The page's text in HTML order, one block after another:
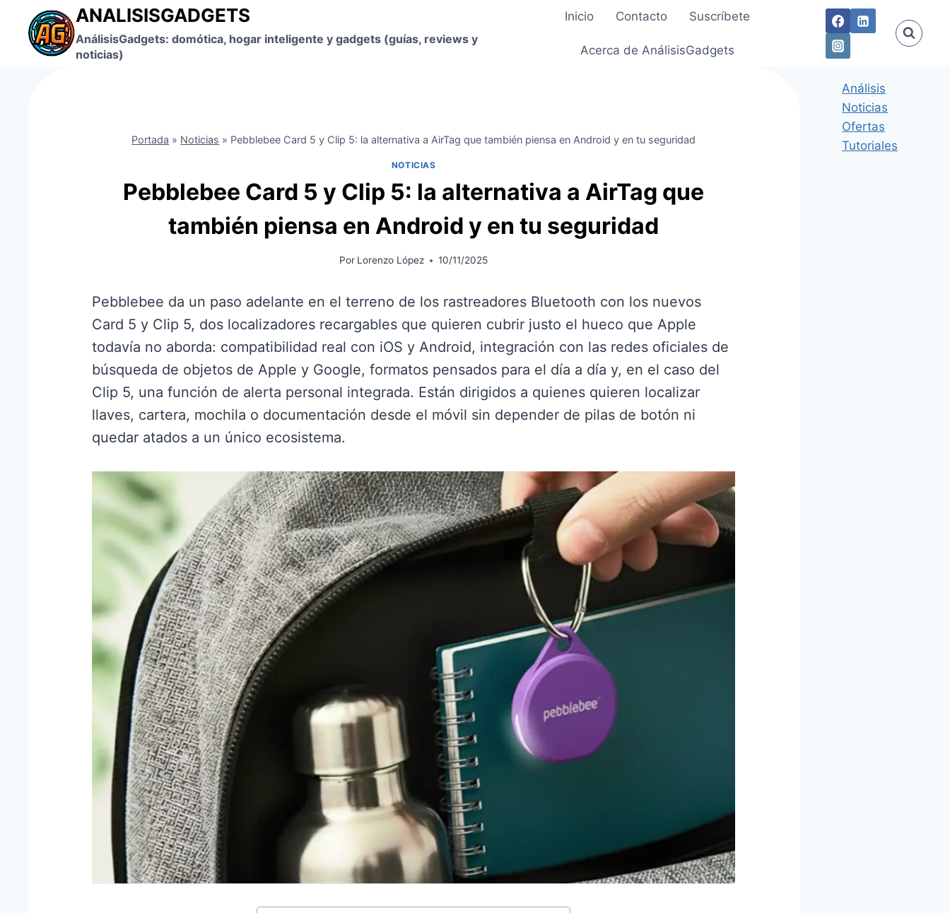
contenido
ANALISISGADGETS
AnálisisGadgets: domótica, hogar inteligente y gadgets (guías, reviews y
noticias)
Inicio Contacto Suscríbete
Acerca de AnálisisGadgets
Portada » Noticias » Pebblebee Card 5 y Clip 5: la alternativa a AirTag que también piensa en Android y en tu seguridad
NOTICIAS
Pebblebee Card 5 y Clip 5: la alternativa a AirTag que
también piensa en Android y en tu seguridad
Por Lorenzo López 10/11/2025
Pebblebee da un paso adelante en el terreno de los rastreadores Bluetooth con los nuevos
Card 5 y Clip 5, dos localizadores recargables que quieren cubrir justo el hueco que Apple
todavía no aborda: compatibilidad real con iOS y Android, integración con las redes oficiales de
búsqueda de objetos de Apple y Google, formatos pensados para el día a día y, en el caso del
Clip 5, una función de alerta personal integrada. Están dirigidos a quienes quieren localizar
llaves, cartera, mochila o documentación desde el móvil sin depender de pilas de botón ni
quedar atados a un único ecosistema.
Análisis
Noticias
Ofertas
Tutoriales